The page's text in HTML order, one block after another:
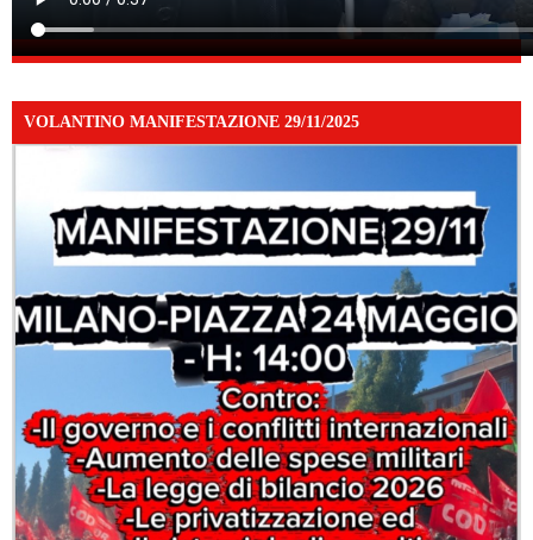
VOLANTINO MANIFESTAZIONE 29/11/2025